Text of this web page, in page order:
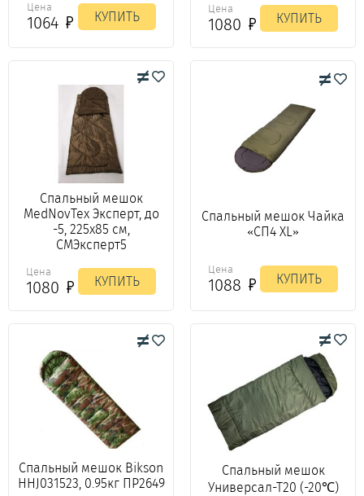
Цена
1064 КУПИТЬ
Цена
1080 КУПИТЬ
Спальный мешок
MedNovTex Эксперт, до
-5, 225х85 см,
СМЭксперт5
Цена
1080 КУПИТЬ
Спальный мешок Чайка
«СП4 XL»
Цена
1088 КУПИТЬ
Спальный мешок Bikson
HHJ031523, 0.95кг ПР2649
Спальный мешок
Универсал-Т20 (-20℃)